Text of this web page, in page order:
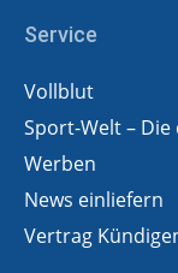
Service
Vollblut
Sport-Welt –
Werben
News einliefern
Vertrag